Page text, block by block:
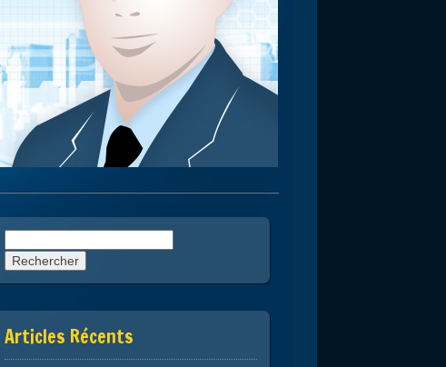
Articles Récents